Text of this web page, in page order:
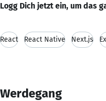
Logg Dich jetzt ein, um das
React React Native Next.js
Werdegang